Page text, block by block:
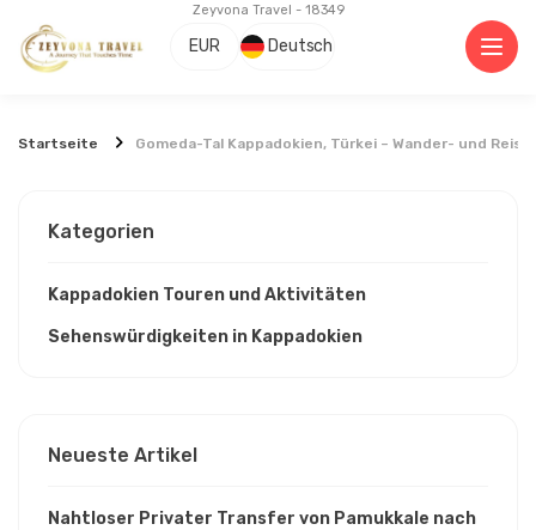
Zeyvona Travel - 18349
EUR Deutsch
Startseite Gomeda-Tal Kappadokien, Türkei – Wander- und
Kategorien
Kappadokien Touren und Aktivitäten
Sehenswürdigkeiten in Kappadokien
Neueste Artikel
Nahtloser Privater Transfer von Pamukkale nach